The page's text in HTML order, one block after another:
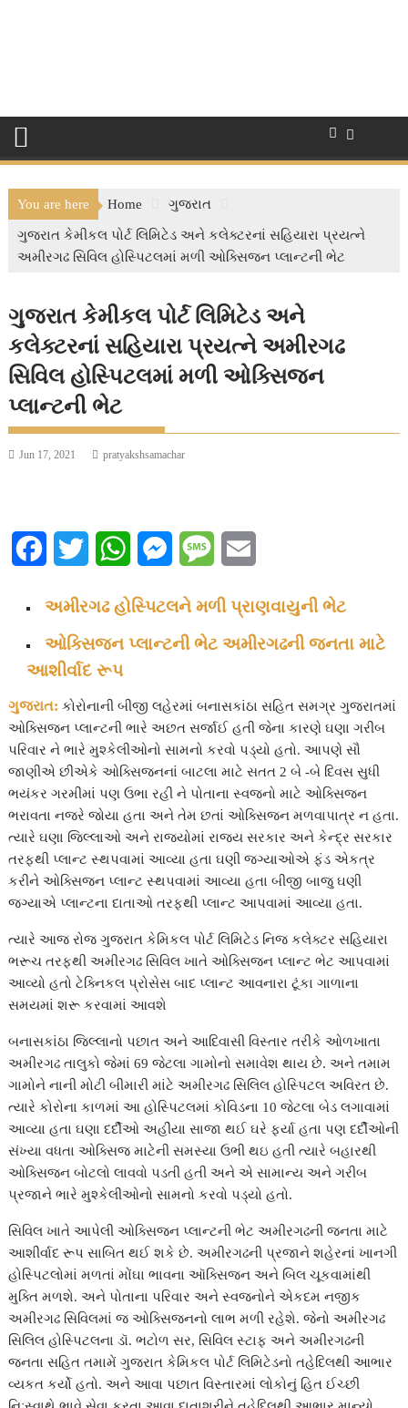
You are here Home ગુજરાત
ગુજરાત કેમીકલ પોર્ટ લિમિટેડ અને કલેક્ટરનાં સહિયારા પ્રયત્ને
અમીરગઢ સિવિલ હોસ્પિટલમાં મળી ઓક્સિજન પ્લાન્ટની ભેટ
ગુજરાત કેમીકલ પોર્ટ લિમિટેડ અને
કલેક્ટરનાં સહિયારા પ્રયત્ને અમીરગઢ
સિવિલ હોસ્પિટલમાં મળી ઓક્સિજન
પ્લાન્ટની ભેટ
Jun 17, 2021 pratyakshsamachar
e
o
o
k
t
e
r
W
a
t
A
p
p
M
s
s
n
g
e
r
M
s
s
g
e
a
i
અમીરગઢ હોસ્પિટલને મળી પ્રાણવાયુની ભેટ
ઓક્સિજન પ્લાન્ટની ભેટ અમીરગઢની જનતા માટે
આશીર્વાદ રૂપ
ગુજરાત: કોરોનાની બીજી લહેરમાં બનાસકાંઠા સહિત સમગ્ર ગુજરાતમાં
ઓક્સિજન પ્લાન્ટની ભારે અછત સર્જાઈ હતી જેના કારણે ઘણા ગરીબ
પરિવાર ને ભારે મુશ્કેલીઓનો સામનો કરવો પડ્યો હતો. આપણે સૌ
જાણીએ છીએકે ઓક્સિજનનાં બાટલા માટે સતત 2 બે -બે દિવસ સુધી
ભયંકર ગરમીમાં પણ ઉભા રહી ને પોતાના સ્વજનો માટે ઓક્સિજન
ભરાવતા નજરે જોયા હતા અને તેમ છતાં ઓક્સિજન મળવાપાત્ર ન હતા.
ત્યારે ઘણા જિલ્લાઓ અને રાજયોમાં રાજ્ય સરકાર અને કેન્દ્ર સરકાર
તરફથી પ્લાન્ટ સ્થપવામાં આવ્યા હતા ઘણી જગ્યાઓએ ફંડ એકત્ર
કરીને ઓક્સિજન પ્લાન્ટ સ્થપવામાં આવ્યા હતા બીજી બાજુ ઘણી
જગ્યાએ પ્લાન્ટના દાતાઓ તરફથી પ્લાન્ટ આપવામાં આવ્યા હતા.
ત્યારે આજ રોજ ગુજરાત કેમિકલ પોર્ટ લિમિટેડ નિજ કલેક્ટર સહિયારા
ભરૂચ તરફથી અમીરગઢ સિવિલ ખાતે ઓક્સિજન પ્લાન્ટ ભેટ આપવામાં
આવ્યો હતો ટેક્નિકલ પ્રોસેસ બાદ પ્લાન્ટ આવનારા ટૂંકા ગાળાના
સમયમાં શરૂ કરવામાં આવશે
બનાસકાંઠા જિલ્લાનો પછાત અને આદિવાસી વિસ્તાર તરીકે ઓળખાતા
અમીરગઢ તાલુકો જેમાં 69 જેટલા ગામોનો સમાવેશ થાય છે. અને તમામ
ગામોને નાની મોટી બીમારી માંટે અમીરગઢ સિલિલ હોસ્પિટલ અવિરત છે.
ત્યારે કોરોના કાળમાં આ હોસ્પિટલમાં કોવિડના 10 જેટલા બેડ લગાવામાં
આવ્યા હતા ઘણા દર્દીઓ અહીંયા સાજા થઈ ઘરે ફર્યા હતા પણ દર્દીઓની
સંખ્યા વધતા ઓક્સિજ માટેની સમસ્યા ઉભી થઇ હતી ત્યારે બહારથી
ઓક્સિજન બોટલો લાવવો પડતી હતી અને એ સામાન્ય અને ગરીબ
પ્રજાને ભારે મુશ્કેલીઓનો સામનો કરવો પડ્યો હતો.
સિવિલ ખાતે આપેલી ઓક્સિજન પ્લાન્ટની ભેટ અમીરગઢની જનતા માટે
આશીર્વાદ રૂપ સાબિત થઈ શકે છે. અમીરગઢની પ્રજાને શહેરનાં ખાનગી
હોસ્પિટલોમાં મળતાં મોંઘા ભાવના ઑક્સિજન અને બિલ ચૂકવામાંથી
મુક્તિ મળશે. અને પોતાના પરિવાર અને સ્વજનોને એકદમ નજીક
અમીરગઢ સિવિલમાં જ ઓક્સિજનનો લાભ મળી રહેશે. જેનો અમીરગઢ
સિલિલ હોસ્પિટલના ડૉ. ભટોળ સર, સિવિલ સ્ટાફ અને અમીરગઢની
જનતા સહિત તમામેં ગુજરાત કેમિકલ પોર્ટ લિમિટેડનો તહેદિલથી આભાર
વ્યકત કર્યો હતો. અને આવા પછાત વિસ્તારમાં લોકોનું હિત ઈચ્છી